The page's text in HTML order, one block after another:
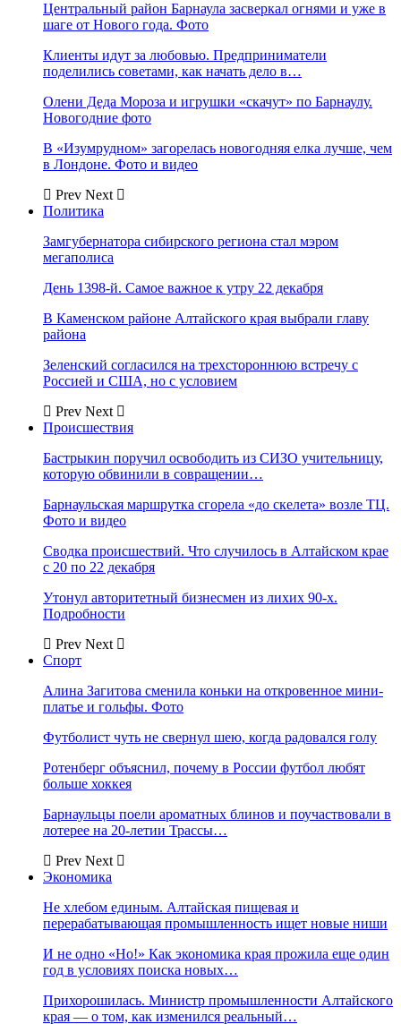
Центральный район Барнаула засверкал огнями и уже в
шаге от Нового года. Фото
Клиенты идут за любовью. Предприниматели
поделились советами, как начать дело в…
Олени Деда Мороза и игрушки «скачут» по Барнаулу.
Новогодние фото
В «Изумрудном» загорелась новогодняя елка лучше, чем
в Лондоне. Фото и видео
Prev Next
Политика
Замгубернатора сибирского региона стал мэром
мегаполиса
День 1398-й. Самое важное к утру 22 декабря
В Каменском районе Алтайского края выбрали главу
района
Зеленский согласился на трехстороннюю встречу с
Россией и США, но с условием
Prev Next
Происшествия
Бастрыкин поручил освободить из СИЗО учительницу,
которую обвинили в совращении…
Барнаульская маршрутка сгорела «до скелета» возле ТЦ.
Фото и видео
Сводка происшествий. Что случилось в Алтайском крае
с 20 по 22 декабря
Утонул авторитетный бизнесмен из лихих 90-х.
Подробности
Prev Next
Спорт
Алина Загитова сменила коньки на откровенное мини-
платье и гольфы. Фото
Футболист чуть не свернул шею, когда радовался голу
Ротенберг объяснил, почему в России футбол любят
больше хоккея
Барнаульцы поели ароматных блинов и поучаствовали в
лотерее на 20-летии Трассы…
Prev Next
Экономика
Не хлебом единым. Алтайская пищевая и
перерабатывающая промышленность ищет новые ниши
И не одно «Но!» Как экономика края прожила еще один
год в условиях поиска новых…
Прихорошилась. Министр промышленности Алтайского
края — о том, как изменился реальный…